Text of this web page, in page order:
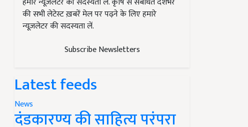
की सभी लेटेस्ट ख़बरें मेल पर पढ़ने के लिए हमारे
न्यूज़लेटर की सदस्यता लें.
Subscribe Newsletters
Latest feeds
News
दंडकारण्य की साहित्य परंपरा